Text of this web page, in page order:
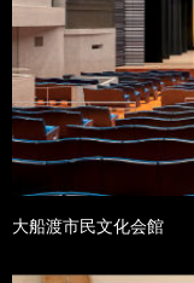
大船渡市民文化会館